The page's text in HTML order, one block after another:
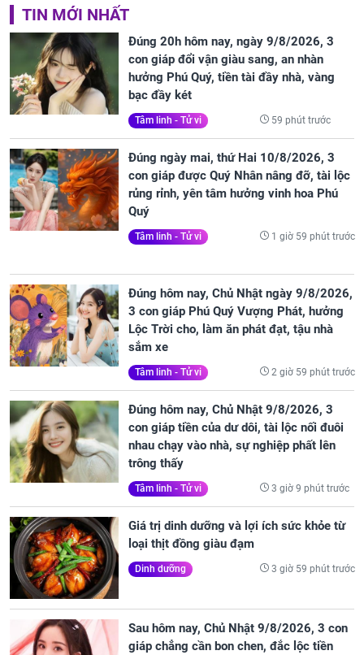
TIN MỚI NHẤT
Đúng 20h hôm nay, ngày 9/8/2026, 3
con giáp đổi vận giàu sang, an nhàn
hưởng Phú Quý, tiền tài đầy nhà, vàng
bạc đầy két
Tâm linh - Tử vi 59 phút trước
Đúng ngày mai, thứ Hai 10/8/2026, 3
con giáp được Quý Nhân nâng đỡ, tài lộc
rủng rỉnh, yên tâm hưởng vinh hoa Phú
Quý
Tâm linh - Tử vi 1 giờ 59 phút trước
Đúng hôm nay, Chủ Nhật ngày 9/8/2026,
3 con giáp Phú Quý Vượng Phát, hưởng
Lộc Trời cho, làm ăn phát đạt, tậu nhà
sắm xe
Tâm linh - Tử vi 2 giờ 59 phút trước
Đúng hôm nay, Chủ Nhật 9/8/2026, 3
con giáp tiền của dư dôi, tài lộc nối đuôi
nhau chạy vào nhà, sự nghiệp phất lên
trông thấy
Tâm linh - Tử vi 3 giờ 9 phút trước
Giá trị dinh dưỡng và lợi ích sức khỏe từ
loại thịt đồng giàu đạm
Dinh dưỡng 3 giờ 59 phút trước
Sau hôm nay, Chủ Nhật 9/8/2026, 3 con
giáp chẳng cần bon chen, đắc lộc tiền